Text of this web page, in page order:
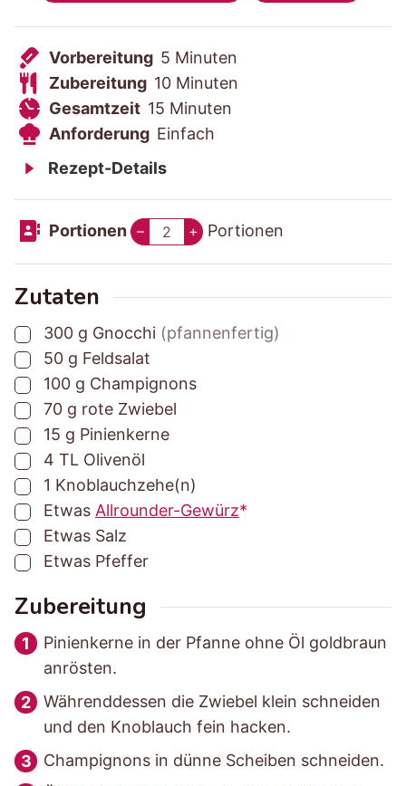
V
o
r
b
e
i
t
n
g
s
z
e
i
t
Vorbereitung 5M
i
n
u
Minuten
Z
u
b
e
i
t
n
g
s
z
e
i
t
Zubereitung 10M
i
n
n
Minuten
G
e
s
t
z
i
t
Gesamtzeit 15M
i
e
n
Minuten
A
n
r
d
r
u
n
g
Anforderung Einfach
Rezept-Details
Portionen – + Portionen
Zutaten
▢
300 g Gnocchi (pfannenfertig)
▢
50 g Feldsalat
▢
100 g Champignons
▢
70 g rote Zwiebel
▢
15 g Pinienkerne
▢
4 TL Olivenöl
▢
1 Knoblauchzehe(n)
▢
Etwas Allrounder-Gewürz
▢
Etwas Salz
▢
Etwas Pfeffer
Zubereitung
Pinienkerne in der Pfanne ohne Öl goldbraun
anrösten.
Währenddessen die Zwiebel klein schneiden
und den Knoblauch fein hacken.
Champignons in dünne Scheiben schneiden.